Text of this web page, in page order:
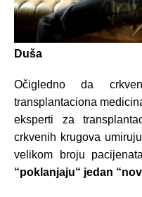
Duša
Očigledno da
transplantaciona
eksperti za
crkvenih krugova
velikom broju
“poklanjaju“ jedan